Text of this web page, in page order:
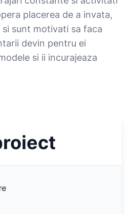
placerea de a invata,
sunt motivati sa faca
devin pentru ei
si ii incurajeaza